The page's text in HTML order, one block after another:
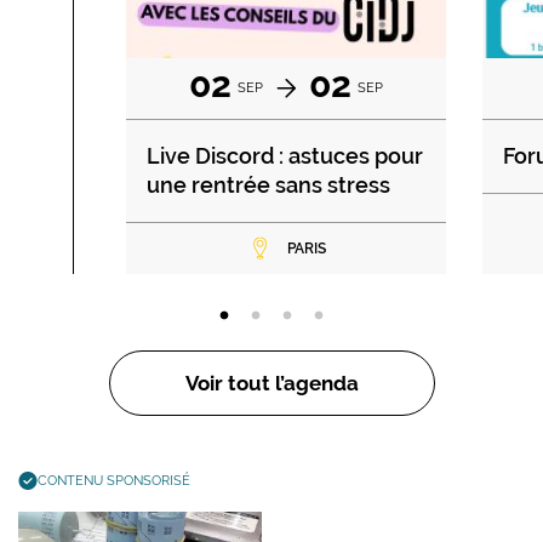
02 SEP 02 SEP
Live Discord : astuces pour
une rentrée sans stress
PARIS
Voir tout l’agenda
CONTENU SPONSORISÉ